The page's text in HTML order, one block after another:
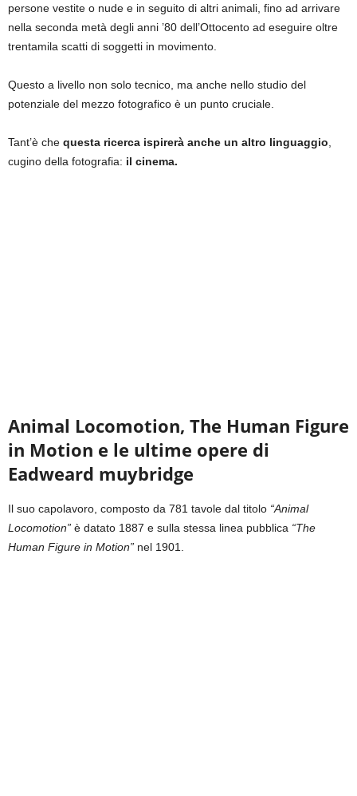
persone vestite o nude e in seguito di altri animali, fino ad arrivare
nella seconda metà degli anni ’80 dell’Ottocento ad eseguire oltre
trentamila scatti di soggetti in movimento.
Questo a livello non solo tecnico, ma anche nello studio del
potenziale del mezzo fotografico è un punto cruciale.
Tant’è che questa ricerca ispirerà anche un altro linguaggio
cugino della fotografia: il cinema.
Animal Locomotion, The Human Figure
in Motion e le ultime opere di
Eadweard muybridge
Il suo capolavoro, composto da 781 tavole dal titolo “Animal
Locomotion” è datato 1887 e sulla stessa linea pubblica “The
Human Figure in Motion” nel 1901.